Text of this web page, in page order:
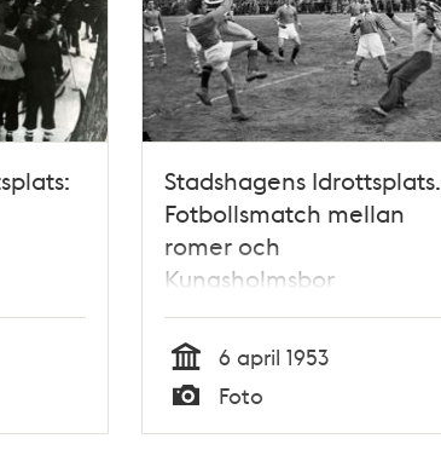
Stadshagens Idrottsplats.
Fotbollsmatch mellan
romer och
Kungsholmsbor
Tid
6 april 1953
Typ
Foto